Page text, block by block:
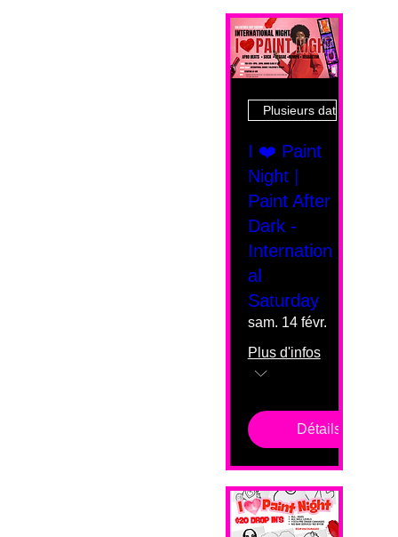
Plusieurs dates
I ❤️ Paint
Night |
Paint After
Dark -
Internation
al
Saturday
sam. 14 févr.
Plus d'infos
Détails